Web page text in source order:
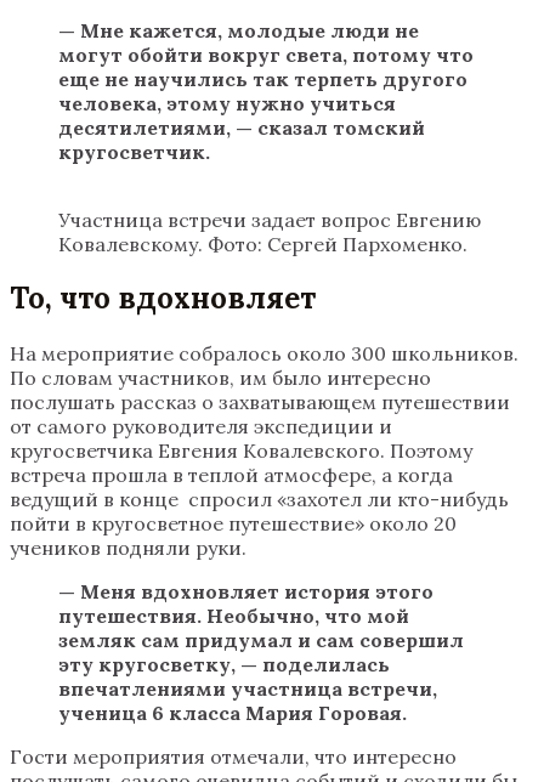
— Мне кажется, молодые люди не
могут обойти вокруг света, потому что
еще не научились так терпеть другого
человека, этому нужно учиться
десятилетиями, — сказал томский
кругосветчик.
Участница встречи задает вопрос Евгению
Ковалевскому. Фото: Сергей Пархоменко.
То, что вдохновляет
На мероприятие собралось около 300 школьников.
По словам участников, им было интересно
послушать рассказ о захватывающем путешествии
от самого руководителя экспедиции и
кругосветчика Евгения Ковалевского. Поэтому
встреча прошла в теплой атмосфере, а когда
ведущий в конце спросил «‎захотел ли кто-нибудь
пойти в кругосветное путешествие»‎ около 20
учеников подняли руки.
— Меня вдохновляет история этого
путешествия. Необычно, что мой
земляк сам придумал и сам совершил
эту кругосветку, — поделилась
впечатлениями участница встречи,
ученица 6 класса Мария Горовая.
Гости мероприятия отмечали, что интересно